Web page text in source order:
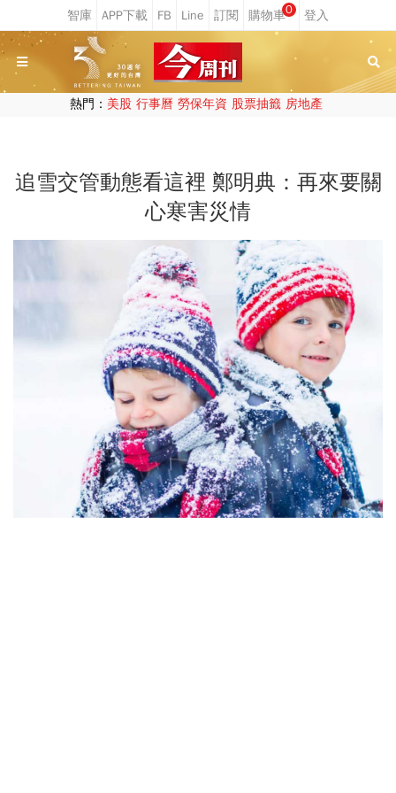
0
熱門： 美股 行事曆 勞保年資 股票抽籤 房地產
追雪交管動態看這裡 鄭明典：再來要關
心寒害災情